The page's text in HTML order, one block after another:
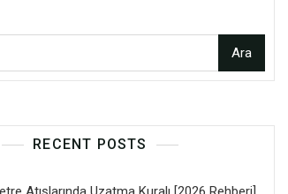
Ara
RECENT POSTS